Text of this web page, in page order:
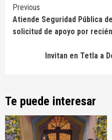
Continue
Reading
Previous
Atiende Seguridad Pública
solicitud de apoyo por
Invitan en Tetla a
Te puede interesar